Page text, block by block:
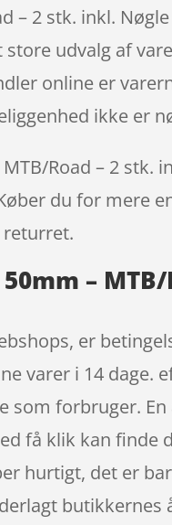
– 2 stk. inkl.
udvalg af
online er
ikke er
Road – 2 stk.
du for mere
returret.
–
er
varer i 14 dage.
forbruger.
få klik kan
hurtigt, det er